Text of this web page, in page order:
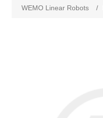
WEMO Linear Robots
/